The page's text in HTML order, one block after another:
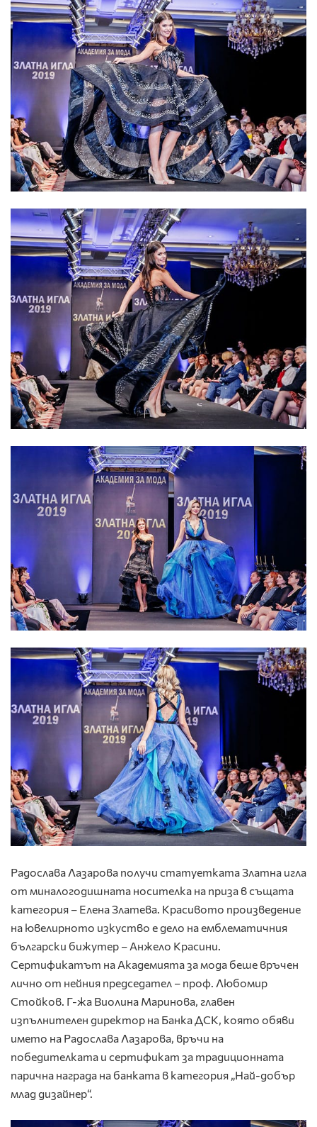
Радослава Лазарова получи статуетката Златна игла
от миналогодишната носителка на приза в същата
категория – Елена Златева. Красивото произведение
на ювелирното изкуство е дело на емблематичния
български бижутер – Анжело Красини.
Сертификатът на Академията за мода беше връчен
лично от нейния председател – проф. Любомир
Стойков. Г-жа Виолина Маринова, главен
изпълнителен директор на Банка ДСК, която обяви
името на Радослава Лазарова, връчи на
победителката и сертификат за традиционната
парична награда на банката в категория „Най-добър
млад дизайнер“.